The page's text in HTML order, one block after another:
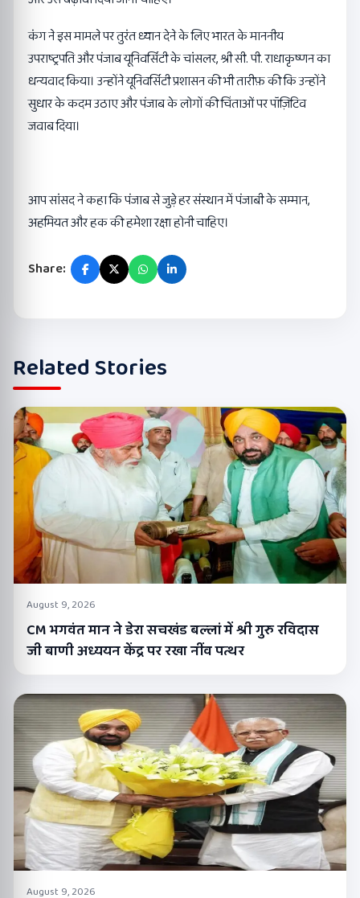
कंग ने इस मामले पर तुरंत ध्यान देने के लिए भारत के माननीय
उपराष्ट्रपति और पंजाब यूनिवर्सिटी के चांसलर, श्री सी. पी. राधाकृष्णन का
धन्यवाद किया। उन्होंने यूनिवर्सिटी प्रशासन की भी तारीफ़ की कि उन्होंने
सुधार के कदम उठाए और पंजाब के लोगों की चिंताओं पर पॉज़िटिव
जवाब दिया।
आप सांसद ने कहा कि पंजाब से जुड़े हर संस्थान में पंजाबी के सम्मान,
अहमियत और हक की हमेशा रक्षा होनी चाहिए।
Share:
Related Stories
August 9, 2026
CM भगवंत मान ने डेरा सचखंड बल्लां में श्री गुरु रविदास
जी बाणी अध्ययन केंद्र पर रखा नींव पत्थर
August 9, 2026